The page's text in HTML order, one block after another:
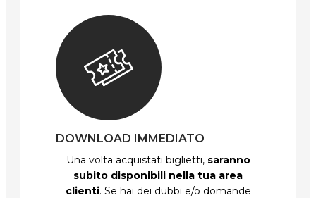
DOWNLOAD IMMEDIATO
Una volta acquistati biglietti, saranno
subito disponibili nella tua area
clienti. Se hai dei dubbi e/o domande